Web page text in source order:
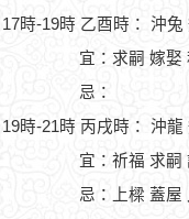
17時-19時 乙酉時： 沖
宜：求嗣 嫁娶
忌：
19時-21時 丙戌時： 沖
宜：祈福 求嗣
忌：上樑 蓋屋